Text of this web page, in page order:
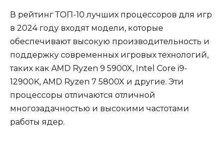
В рейтинг ТОП-10 лучших процессоров для игр
в 2024 году входят модели, которые
обеспечивают высокую производительность и
поддержку современных игровых технологий,
таких как AMD Ryzen 9 5900X, Intel Core i9-
12900K, AMD Ryzen 7 5800X и другие. Эти
процессоры отличаются отличной
многозадачностью и высокими частотами
работы ядер.